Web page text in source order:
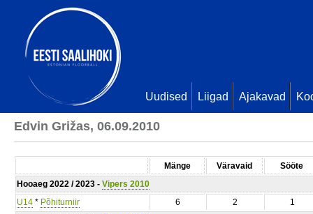
Uudised Liigad Ajakavad
Edvin Grižas, 06.09.2010
Mänge Väravaid
Sööte
Hooaeg 2022 / 2023 - Vipers 2010
U14 * Põhiturniir 6 2
1